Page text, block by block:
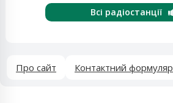
Всі радіостанції
Про сайт Контактний формуляр